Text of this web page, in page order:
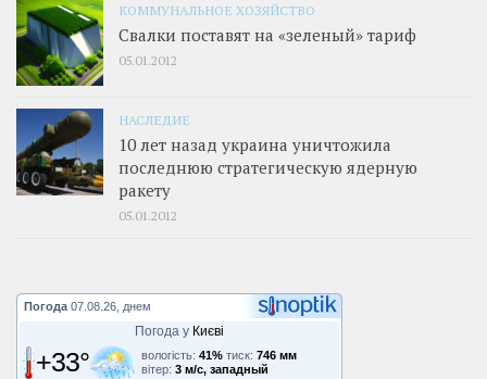
КОММУНАЛЬНОЕ ХОЗЯЙСТВО
Свалки поставят на «зеленый» тариф
05.01.2012
НАСЛЕДИЕ
10 лет назад украина уничтожила
последнюю стратегическую ядерную
ракету
05.01.2012
Погода 07.08.26, днем
Погода у Києві
+33° вологість: 41% тиск: 746 мм
вітер: 3 м/с, западный